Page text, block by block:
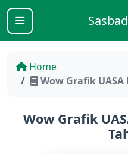
Home
Wow Grafik
Wow Grafik